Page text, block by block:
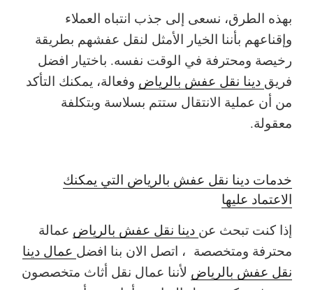
بهذه الطرق، نسعى إلى جذب انتباه العملاء
وإقناعهم بأننا الخيار الأمثل لنقل عفشهم بطريقة
رخيصة ومحترفة في الوقت نفسه. باختيار افضل
فريق دينا نقل عفش بالرياض وفعالة، يمكنك التأكد
من أن عملية الانتقال ستتم بسلاسة وبتكلفة
معقولة.
خدمات دينا نقل عفش بالرياض التي يمكنك
الاعتماد عليها
إذا كنت تبحث عن دينا نقل عفش بالرياض عمالة
محترفة ومتخصصة ، اتصل الان بنا افضل عمال دينا
نقل عفش بالرياض لأننا عمال نقل أثاث متخصصون